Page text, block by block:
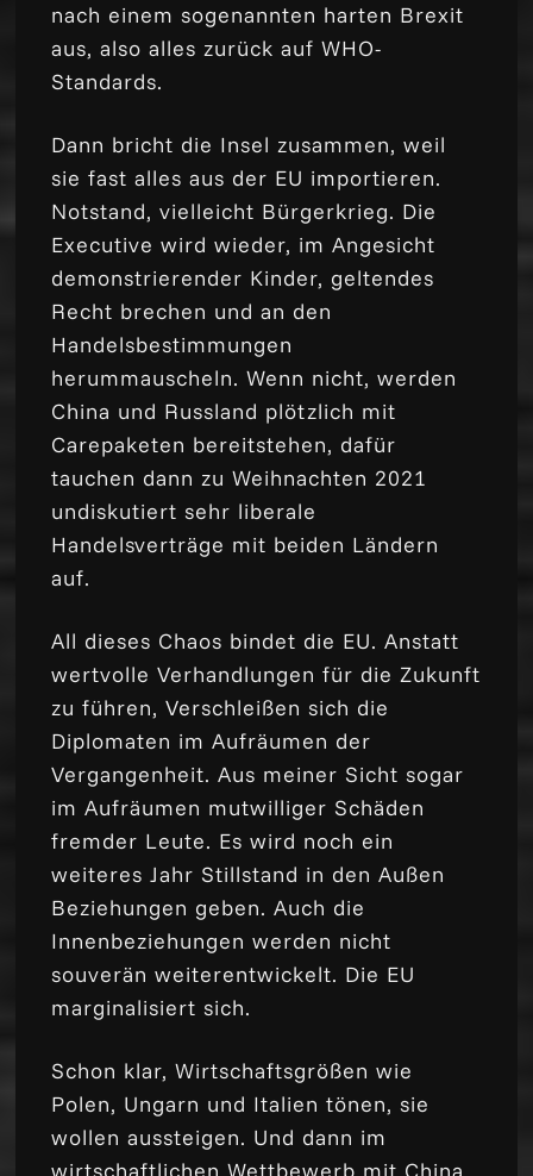
nach einem sogenannten harten Brexit
aus, also alles zurück auf WHO-
Standards.
Dann bricht die Insel zusammen, weil
sie fast alles aus der EU importieren.
Notstand, vielleicht Bürgerkrieg. Die
Executive wird wieder, im Angesicht
demonstrierender Kinder, geltendes
Recht brechen und an den
Handelsbestimmungen
herummauscheln. Wenn nicht, werden
China und Russland plötzlich mit
Carepaketen bereitstehen, dafür
tauchen dann zu Weihnachten 2021
undiskutiert sehr liberale
Handelsverträge mit beiden Ländern
auf.
All dieses Chaos bindet die EU. Anstatt
wertvolle Verhandlungen für die Zukunft
zu führen, Verschleißen sich die
Diplomaten im Aufräumen der
Vergangenheit. Aus meiner Sicht sogar
im Aufräumen mutwilliger Schäden
fremder Leute. Es wird noch ein
weiteres Jahr Stillstand in den Außen
Beziehungen geben. Auch die
Innenbeziehungen werden nicht
souverän weiterentwickelt. Die EU
marginalisiert sich.
Schon klar, Wirtschaftsgrößen wie
Polen, Ungarn und Italien tönen, sie
wollen aussteigen. Und dann im